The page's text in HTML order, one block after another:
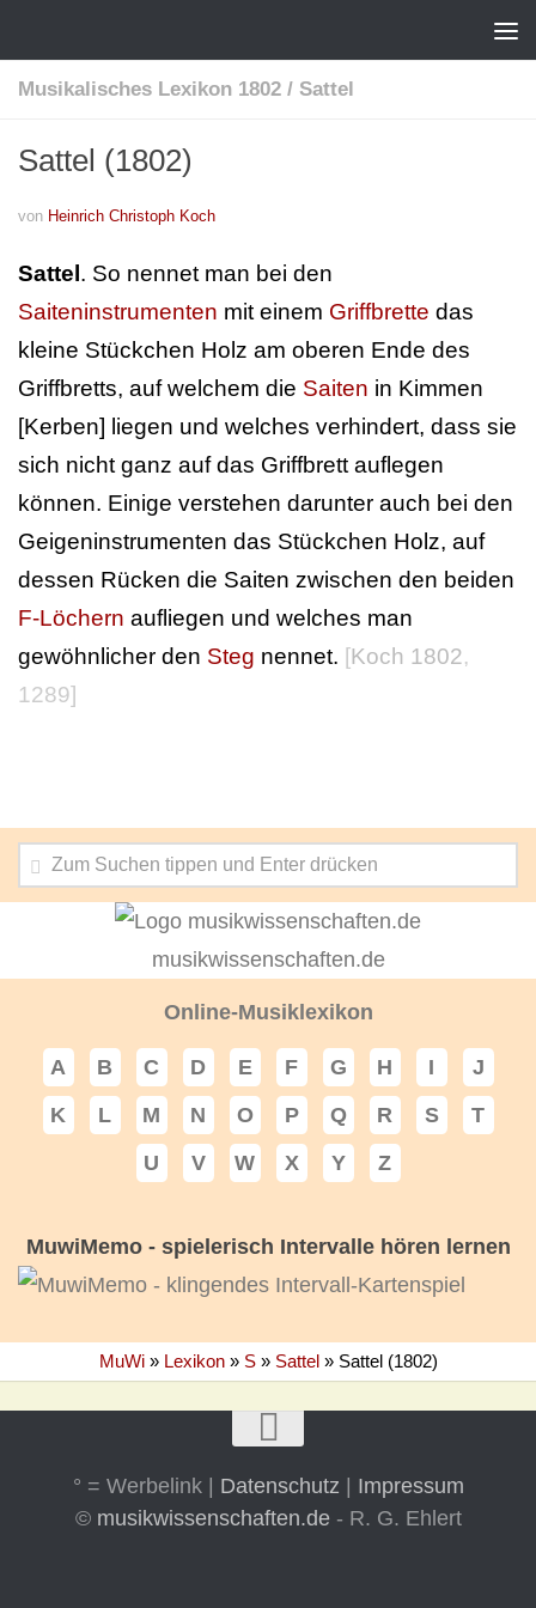
Musikalisches Lexikon 1802 / Sattel
Sattel (1802)
von Heinrich Christoph Koch
Sattel. So nennet man bei den
Saiteninstrumenten mit einem Griffbrette das
kleine Stückchen Holz am oberen Ende des
Griffbretts, auf welchem die Saiten in Kimmen
[Kerben] liegen und welches verhindert, dass sie
sich nicht ganz auf das Griffbrett auflegen
können. Einige verstehen darunter auch bei den
Geigeninstrumenten das Stückchen Holz, auf
dessen Rücken die Saiten zwischen den beiden
F-Löchern aufliegen und welches man
gewöhnlicher den Steg nennet. [Koch 1802,
1289]
musikwissenschaften.de
Online-Musiklexikon
A B C D E F G H I
J
K
L M N O P Q R S
T
U
V W X Y Z
MuwiMemo - spielerisch Intervalle hören lernen
MuWi» Lexikon» S» Sattel» Sattel (1802)
° = Werbelink | Datenschutz | Impressum
© musikwissenschaften.de- R. G. Ehlert